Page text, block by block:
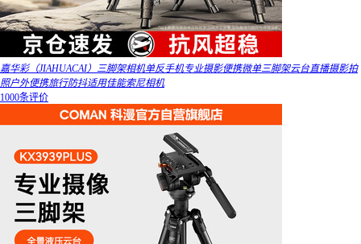
嘉华彩（JIAHUACAI）三脚架相机单反手机专业摄影便携微单三脚架云台直播摄影拍
照户外便携旅行防抖适用佳能索尼相机
1000条评价